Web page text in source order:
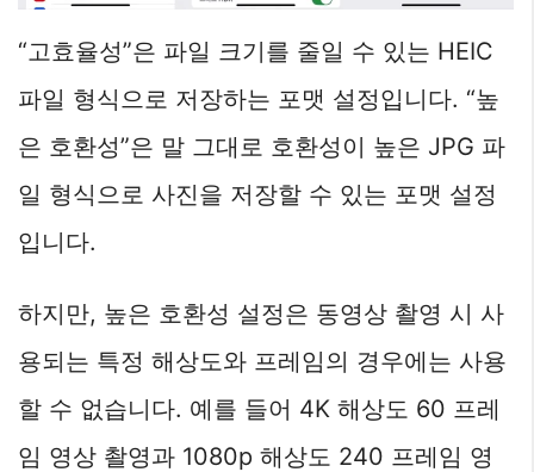
“고효율성”은 파일 크기를 줄일 수 있는 HEIC
파일 형식으로 저장하는 포맷 설정입니다. “높
은 호환성”은 말 그대로 호환성이 높은 JPG 파
일 형식으로 사진을 저장할 수 있는 포맷 설정
입니다.
하지만, 높은 호환성 설정은 동영상 촬영 시 사
용되는 특정 해상도와 프레임의 경우에는 사용
할 수 없습니다. 예를 들어 4K 해상도 60 프레
임 영상 촬영과 1080p 해상도 240 프레임 영